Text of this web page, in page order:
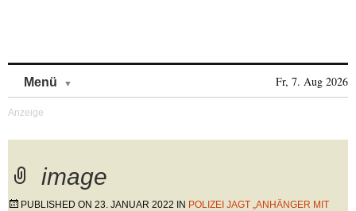
Menü Fr, 7. Aug 2026
image
PUBLISHED ON 23. JANUAR 2022 IN POLIZEI JAGT „ANHÄNGER MIT